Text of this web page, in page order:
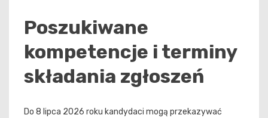
Poszukiwane
kompetencje i terminy
składania zgłoszeń
Do 8 lipca 2026 roku kandydaci mogą przekazywać